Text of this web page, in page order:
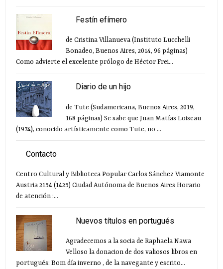
Festín efímero
de Cristina Villanueva (Instituto Lucchelli
Bonadeo, Buenos Aires, 2014, 96 páginas)
Como advierte el excelente prólogo de Héctor Frei...
Diario de un hijo
de Tute (Sudamericana, Buenos Aires, 2019,
168 páginas) Se sabe que Juan Matías Loiseau
(1974), conocido artísticamente como Tute, no ...
Contacto
Centro Cultural y Biblioteca Popular Carlos Sánchez Viamonte
Austria 2154 (1425) Ciudad Autónoma de Buenos Aires Horario
de atención :...
Nuevos títulos en portugués
Agradecemos a la socia de Raphaela Nawa
Velloso la donacion de dos valiosos libros en
portugués: Bom día inverno , de la navegante y escrito...